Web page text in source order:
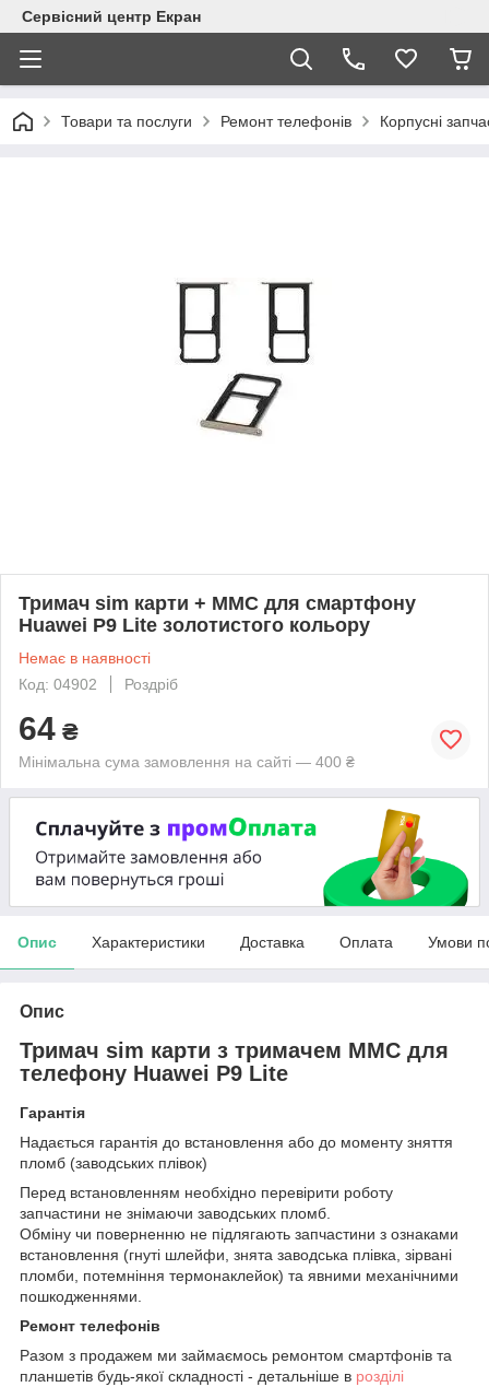
Сервісний центр Екран
Товари та послуги Ремонт телефонів Корпусні
Тримач sim карти + ММС для смартфону
Huawei P9 Lite золотистого кольору
Немає в наявності
Код: 04902
Роздріб
64 ₴
Мінімальна сума замовлення на сайті — 400 ₴
Опис Характеристики Доставка Оплата Умови
Опис
Тримач sim карти з тримачем ММС для
телефону Huawei P9 Lite
Гарантія
Надається гарантія до встановлення або до моменту зняття
пломб (заводських плівок)
Перед встановленням необхідно перевірити роботу
запчастини не знімаючи заводських пломб.
Обміну чи поверненню не підлягають запчастини з ознаками
встановлення (гнуті шлейфи, знята заводська плівка, зірвані
пломби, потемніння термонаклейок) та явними механічними
пошкодженнями.
Ремонт телефонів
Разом з продажем ми займаємось ремонтом смартфонів та
планшетів будь-якої складності - детальніше в розділі